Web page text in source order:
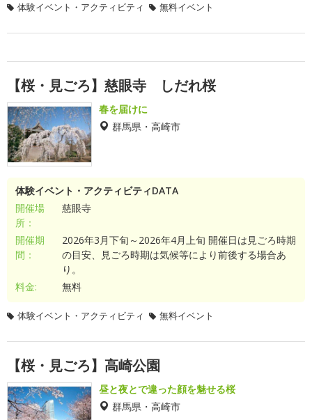
体験イベント・アクティビティ 無料イベント
【桜・見ごろ】慈眼寺 しだれ桜
春を届けに
群馬県・高崎市
体験イベント・アクティビティDATA
開催場
所：
慈眼寺
開催期
間：
2026年3月下旬～2026年4月上旬 開催日は見ごろ時期
の目安、見ごろ時期は気候等により前後する場合あ
り。
料金:
無料
体験イベント・アクティビティ 無料イベント
【桜・見ごろ】高崎公園
昼と夜とで違った顔を魅せる桜
群馬県・高崎市